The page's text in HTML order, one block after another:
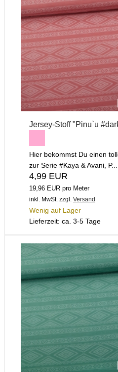
Jersey-Stoff "Pinu`u
Hier bekommst Du einen
zur Serie #Kaya & Avani, P...
4,99 EUR
19,96 EUR pro Meter
inkl. MwSt. zzgl. Versand
Wenig auf Lager
Lieferzeit: ca. 3-5 Tage